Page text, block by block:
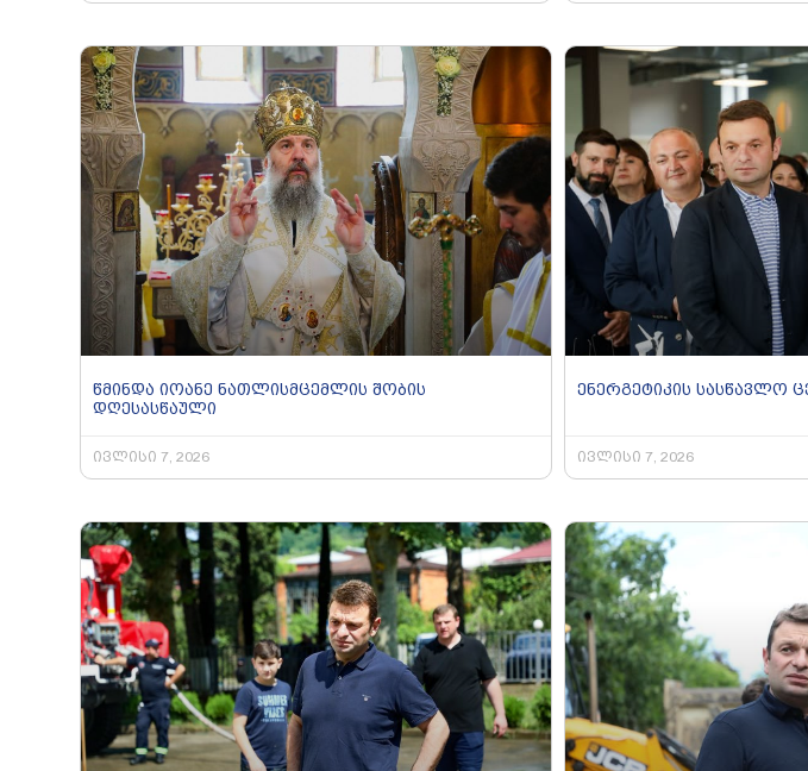
წმინდა იოანე ნათლისმცემლის შობის
დღესასწაული
ივლისი 7, 2026
ენერგეტიკის სასწავლო
ივლისი 7, 2026